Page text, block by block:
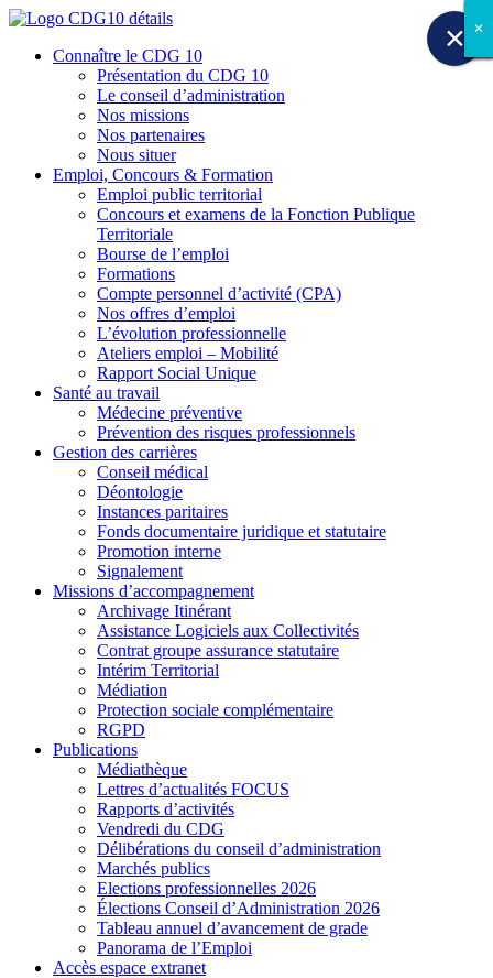
Connaître le CDG 10
Présentation du CDG 10
Le conseil d’administration
Nos missions
Nos partenaires
Nous situer
Emploi, Concours & Formation
Emploi public territorial
Concours et examens de la Fonction Publique
Territoriale
Bourse de l’emploi
Formations
Compte personnel d’activité (CPA)
Nos offres d’emploi
L’évolution professionnelle
Ateliers emploi – Mobilité
Rapport Social Unique
Santé au travail
Médecine préventive
Prévention des risques professionnels
Gestion des carrières
Conseil médical
Déontologie
Instances paritaires
Fonds documentaire juridique et statutaire
Promotion interne
Signalement
Missions d’accompagnement
Archivage Itinérant
Assistance Logiciels aux Collectivités
Contrat groupe assurance statutaire
Intérim Territorial
Médiation
Protection sociale complémentaire
RGPD
Publications
Médiathèque
Lettres d’actualités FOCUS
Rapports d’activités
Vendredi du CDG
Délibérations du conseil d’administration
Marchés publics
Elections professionnelles 2026
Élections Conseil d’Administration 2026
Tableau annuel d’avancement de grade
Panorama de l’Emploi
Accès espace extranet
✕ ✕
✕
✕
✕
✕
✕
✕
✕